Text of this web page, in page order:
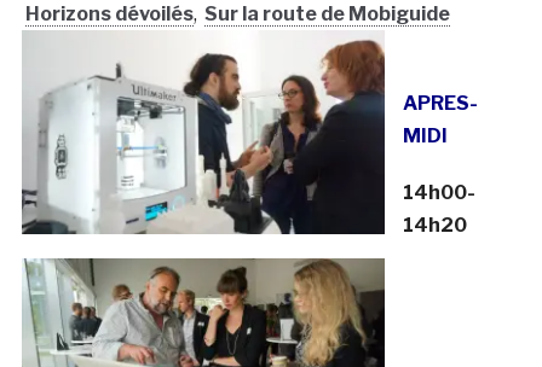
Horizons dévoilés, Sur la route de Mobiguide
APRES-
MIDI
14h00-
14h20